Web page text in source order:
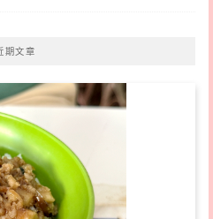
期文章